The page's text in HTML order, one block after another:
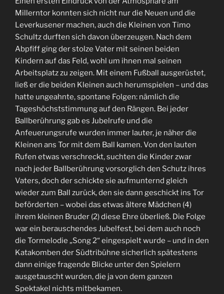
Millerntor konnten sich nicht nur die Neuen und die
Leverkusener machen, auch die Kleinen von Timo
Schultz durften sich davon überzeugen. Nach dem
Abpfiff ging der stolze Vater mit seinen beiden
Kindern auf das Feld, wohl um ihnen mal seinen
Arbeitsplatz zu zeigen. Mit einem Fußball ausgerüstet,
ließ er die beiden Kleinen auch herumspielen – und das
hatte ungeahnte, spontane Folgen: nämlich die
Tageshöchststimmung auf den Rängen. Bei jeder
Ballberührung gab es Jubelrufe und die
Anfeuerungsrufe wurden immer lauter, je näher die
Kleinen ans Tor mit dem Ball kamen. Von den lauten
Rufen etwas verschreckt, suchten die Kinder zwar
nach jeder Ballberührung vorsorglich den Schutz ihres
Vaters, doch der schickte sie aufmunternd gleich
wieder zum Ball zurück, den sie dann geschickt ins Tor
beförderten – wobei das etwas ältere Mädchen (4)
ihrem kleinen Bruder (2) diese Ehre überließ. Die Folge
war ein berauschendes Jubelfest, bei dem auch noch
die Tormelodie „Song 2“ eingespielt wurde – und in den
Katakomben der Südtribühne sicherlich spätestens
dann einige fragende Blicke unter den Spielern
ausgetauscht wurden, die ja von dem ganzen
Spektakel nichts mitbekamen.